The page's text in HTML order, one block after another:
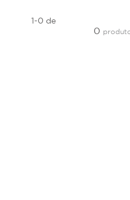
1-0 de
0